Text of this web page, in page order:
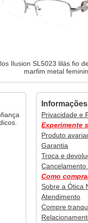
Ilusion SL5023 lilás fio
marfim metal
Privacidade e
Experimente
Produto
Garantia
Troca e
Cancelamento
Como
Sobre a Ótica
Atendimento
Compre